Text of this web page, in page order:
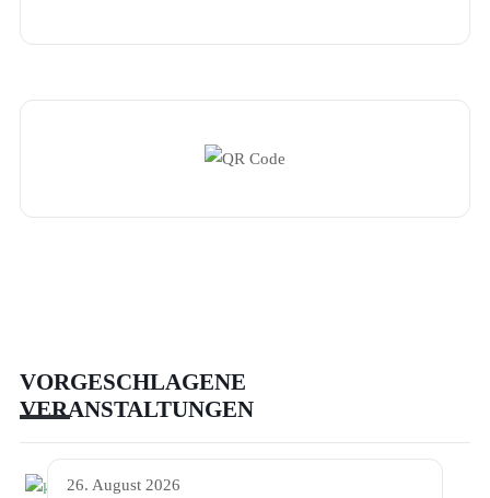
VORGESCHLAGENE
VERANSTALTUNGEN
26. August 2026